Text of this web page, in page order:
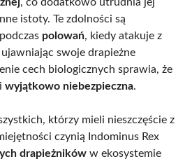
, co dodatkowo utrudnia jej
istoty. Te zdolności są
polowań, kiedy atakuje z
swoje drapieżne
cech biologicznych sprawia, że
i wyjątkowo niebezpieczna.
którzy mieli nieszczęście z
czynią Indominus Rex
drapieżników w ekosystemie